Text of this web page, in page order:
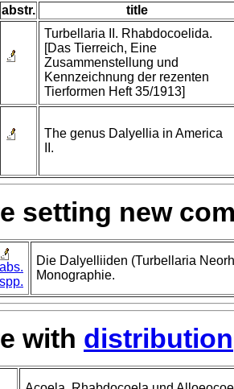
abstr. title
Turbellaria II. Rhabdocoelida.
[Das Tierreich, Eine
Zusammenstellung und
Kennzeichnung der rezenten
Tierformen Heft 35/1913]
The genus Dalyellia in America
II.
setting new
abs.
spp.
Die Dalyelliiden (Turbellaria
Monographie.
with distribution